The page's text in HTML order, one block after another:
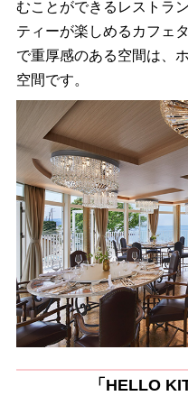
むことができるレストラ
ティーが楽しめるカフェ
で重厚感のある空間は、
空間です。
「HELLO